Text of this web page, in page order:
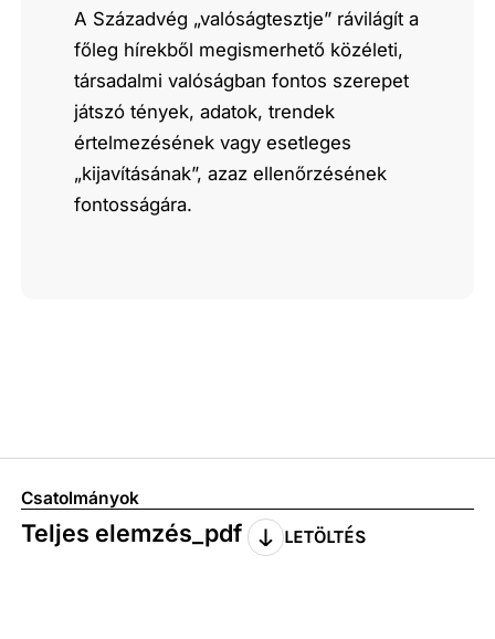
A Századvég „valóságtesztje” rávilágít a
főleg hírekből megismerhető közéleti,
társadalmi valóságban fontos szerepet
játszó tények, adatok, trendek
értelmezésének vagy esetleges
„kijavításának”, azaz ellenőrzésének
fontosságára.
Csatolmányok
Teljes elemzés_pdf LETÖLTÉS